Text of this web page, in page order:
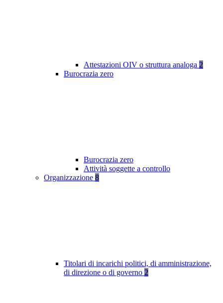
Attestazioni OIV o struttura analoga 2
Burocrazia zero
Burocrazia zero
Attività soggette a controllo
Organizzazione 8
Titolari di incarichi politici, di amministrazione,
di direzione o di governo 2